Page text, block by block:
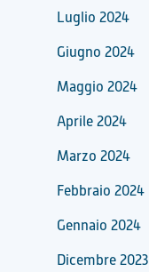
Luglio 2024
Giugno 2024
Maggio 2024
Aprile 2024
Marzo 2024
Febbraio 2024
Gennaio 2024
Dicembre 2023